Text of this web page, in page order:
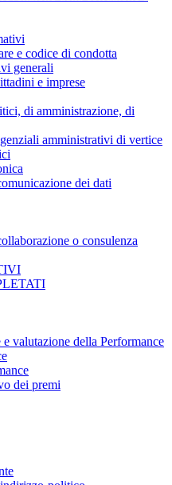
e codice di condotta
generali
e imprese
di amministrazione, di
amministrativi di vertice
dei dati
o consulenza
valutazione della Performance
dei premi